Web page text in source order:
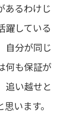
あるわけじ
躍している
自分が同じ
何も保証が
追い越せと
います。